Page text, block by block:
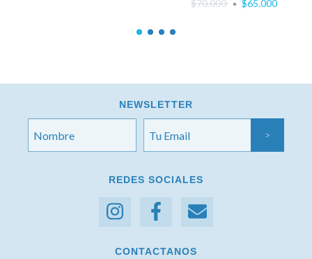
ONLINE
$70.000 $65.000
NEWSLETTER
REDES SOCIALES
CONTACTANOS